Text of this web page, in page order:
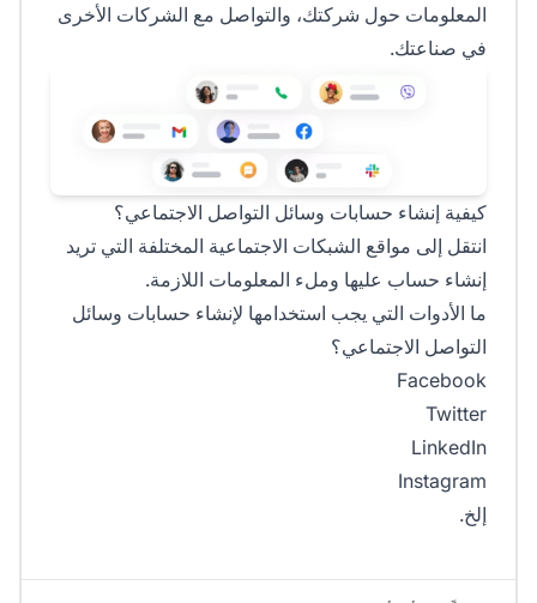
المعلومات حول شركتك، والتواصل مع الشركات الأخرى
في صناعتك.
كيفية إنشاء حسابات وسائل التواصل الاجتماعي؟
انتقل إلى مواقع الشبكات الاجتماعية المختلفة التي تريد
إنشاء حساب عليها وملء المعلومات اللازمة.
ما الأدوات التي يجب استخدامها لإنشاء حسابات وسائل
التواصل الاجتماعي؟
Facebook
Twitter
LinkedIn
Instagram
إلخ.